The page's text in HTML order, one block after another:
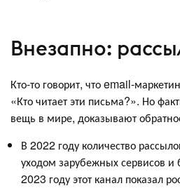
Внезапно:
Кто-то говорит, что email-
«Кто читает эти письма?». Но
вещь в мире, доказывают
В 2022 году количество
уходом зарубежных сервисов
2023 году этот канал показал